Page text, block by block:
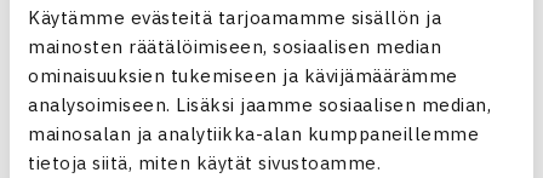
Käytämme evästeitä tarjoamamme sisällön ja
mainosten räätälöimiseen, sosiaalisen median
ominaisuuksien tukemiseen ja kävijämäärämme
analysoimiseen. Lisäksi jaamme sosiaalisen median,
mainosalan ja analytiikka-alan kumppaneillemme
tietoja siitä, miten käytät sivustoamme.
SijoittamattomatPeppi RamstedtjaStella Remander
ottivat jo viikkonsa kolmannen voiton. Torstain
puolivälierässä he onnistuivat voittamaan virolaisparin
Elisabeth Iila /Liisa Varulvakuuttavasti erin 6-2, 6-2.